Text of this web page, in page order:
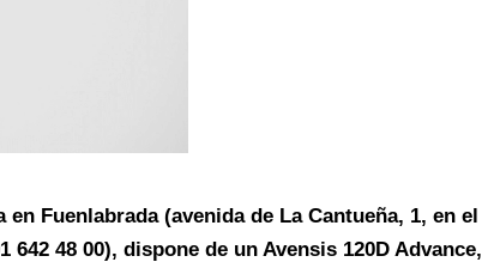
Fuenlabrada (avenida de La Cantueña, 1, en el
48 00), dispone de un Avensis 120D Advance,